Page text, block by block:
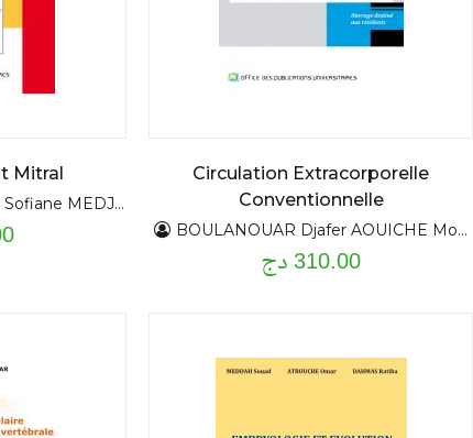
Circulation Extracorporelle
Conventionnelle
BOULANOUAR Djafer AOUICHE Mourad
310.00 دج
Mitral
MEDJDOUBI